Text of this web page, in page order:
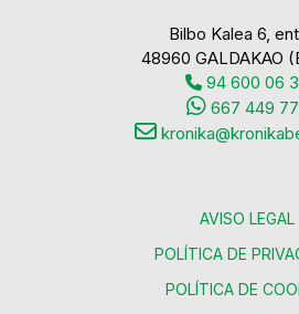
Bilbo Kalea 6,
48960 GALDAKAO
94 600 06
667 449
AVISO LEGAL
POLÍTICA DE
POLÍTICA DE